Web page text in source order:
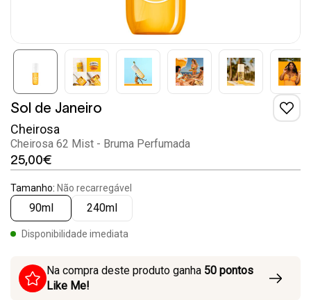
Sol de Janeiro
Cheirosa
Cheirosa 62 Mist - Bruma Perfumada
25,00€
Tamanho: Não recarregável
90ml 240ml
Disponibilidade imediata
Na compra deste produto ganha 50 pontos
Like Me!